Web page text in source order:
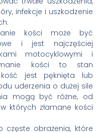
infekcje i uszkodzenie
kości może być
i jest najczęściej
motocyklowymi i
kości to stan
jest pęknięta lub
uderzenia o dużej sile
mogą być różne, od
których złamane kości
częste obrażenia, które